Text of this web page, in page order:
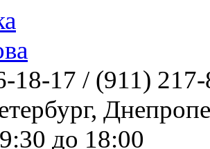
18-17 / (911)
до 18:00